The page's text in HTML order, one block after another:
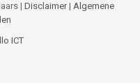
| Disclaimer| Algemene
ICT